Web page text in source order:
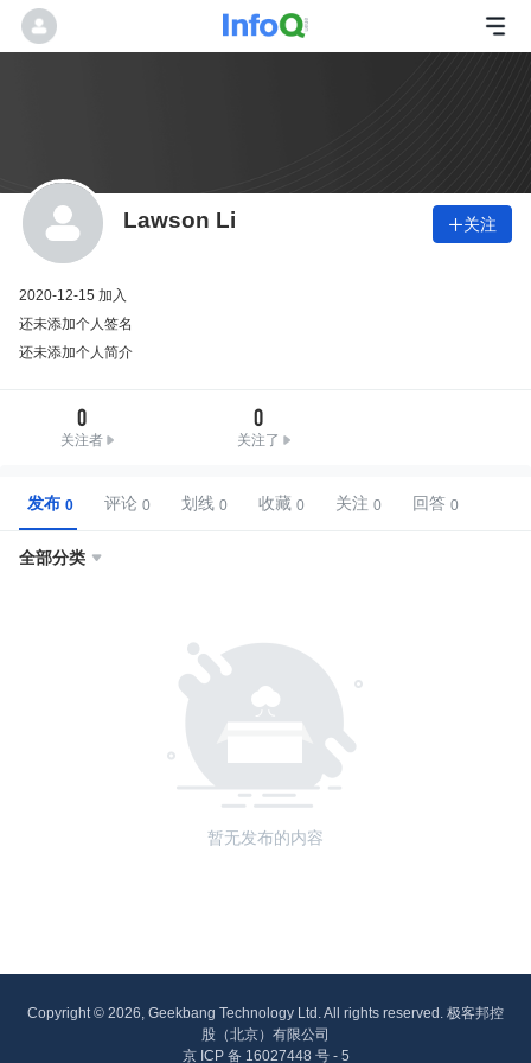
Lawson Li 关注
2020-12-15 加入
还未添加个人签名
还未添加个人简介
0
关注者
0
关注了
发布 评论 划线 收藏 关注 回答
全部分类 
暂无发布的内容
Copyright © 2026, Geekbang Technology Ltd. All rights reserved. 极客邦控
股（北京）有限公司
京 ICP 备 16027448 号 - 5